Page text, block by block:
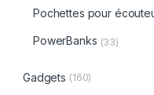
Pochettes pour
PowerBanks (33)
Gadgets (160)